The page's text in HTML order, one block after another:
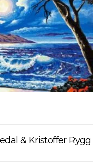
& Kristoffer Rygg